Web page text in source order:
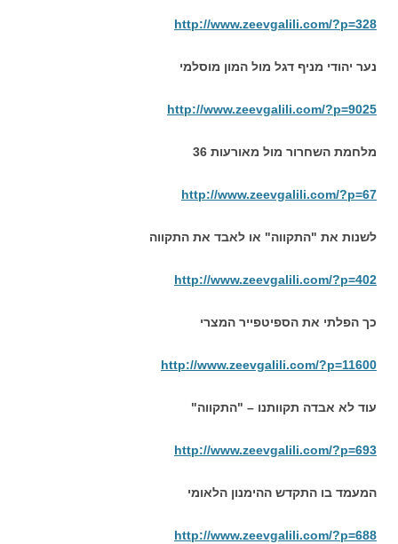
http://www.zeevgalili.com/?p=328
נער יהודי מניף דגל מול המון מוסלמי
http://www.zeevgalili.com/?p=9025
מלחמת השחרור מול מאורעות 36
http://www.zeevgalili.com/?p=67
לשנות את "התקווה" או לאבד את התקווה
http://www.zeevgalili.com/?p=402
כך הפלתי את הספיטפייר המצרי
http://www.zeevgalili.com/?p=11600
עוד לא אבדה תקוותנו – "התקווה"
http://www.zeevgalili.com/?p=693
המעמד בו התקדש ההימנון הלאומי
http://www.zeevgalili.com/?p=688